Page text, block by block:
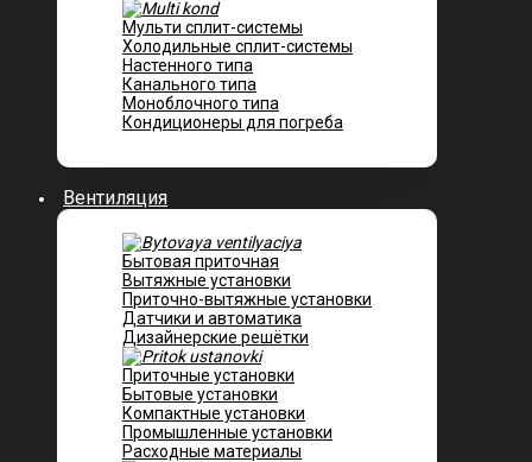
Мульти сплит-системы
Холодильные сплит-системы
Настенного типа
Канального типа
Моноблочного типа
Кондиционеры для погреба
Вентиляция
Бытовая приточная
Вытяжные установки
Приточно-вытяжные установки
Датчики и автоматика
Дизайнерские решётки
Приточные установки
Бытовые установки
Компактные установки
Промышленные установки
Расходные материалы